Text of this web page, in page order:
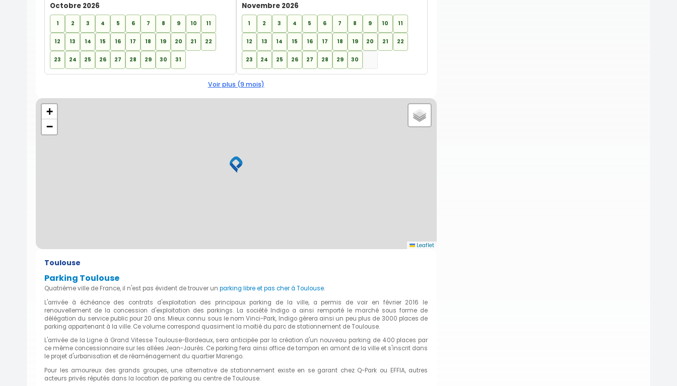
Octobre 2026
1 2 3 4 5 6 7 8 9 10 11
12 13 14 15 16 17 18 19 20 21 22
23 24 25 26 27 28 29 30 31
Novembre 2026
1 2 3 4 5 6 7 8 9 10 11
12 13 14 15 16 17 18 19 20 21 22
23 24 25 26 27 28 29 30
Voir plus (9 mois)
+
−
Leaflet
Toulouse
Parking Toulouse
Quatrième ville de France, il n'est pas évident de trouver un parking libre et pas cher à Toulouse.
L'arrivée à échéance des contrats d'exploitation des principaux parking de la ville, a permis de voir en février 2016 le
renouvellement de la concession d'exploitation des parkings. La société Indigo a ainsi remporté le marché sous forme de
délégation du service public pour 20 ans. Mieux connu sous le nom Vinci-Park, Indigo gérera ainsi un peu plus de 3000 places de
parking appartenant à la ville. Ce volume correspond quasiment la moitié du parc de stationnement de Toulouse.
L'arrivée de la Ligne à Grand Vitesse Toulouse-Bordeaux, sera anticipée par la création d'un nouveau parking de 400 places par
ce même concessionnaire sur les allées Jean-Jaurès. Ce parking fera ainsi office de tampon en amont de la ville et s'inscrit dans
le projet d'urbanisation et de réaménagement du quartier Marengo.
Pour les amoureux des grands groupes, une alternative de stationnement existe en se garant chez Q-Park ou EFFIA, autres
acteurs privés réputés dans la location de parking au centre de Toulouse.